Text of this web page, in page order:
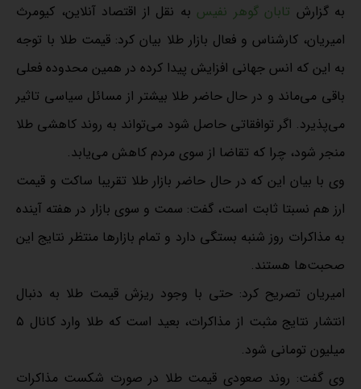
به گزارش تابان گوهر نفیس به نقل از اقتصاد آنلاین، کیومرث
امیریان، کارشناس و فعال بازار طلا بیان کرد: قیمت طلا با توجه
به این که انس جهانی افزایش پیدا کرده در همین محدوده فعلی
باقی می‌ماند و در حال حاضر طلا بیشتر از مسائل سیاسی تاثیر
می‌پذیرد. اگر توافقاتی حاصل شود می‌تواند به روند کاهشی طلا
منجر شود، چرا که تقاضا از سوی مردم کاهش می‌یابد.
وی با بیان این که در حال حاضر بازار طلا تقریبا ساکت و قیمت
ارز هم نسبتا ثابت است، گفت: سمت و سوی بازار در هفته آینده
به مذاکرات روز شنبه بستگی دارد و تمام بازار‌ها منتظر نتایج این
صحبت‌ها هستند.
امیریان تصریح کرد: حتی با وجود ریزش قیمت طلا به دنبال
انتشار نتایج مثبت از مذاکرات، بعید است که طلا وارد کانال ۵
میلیون تومانی شود.
وی گفت: روند صعودی قیمت طلا در صورت شکست مذاکرات